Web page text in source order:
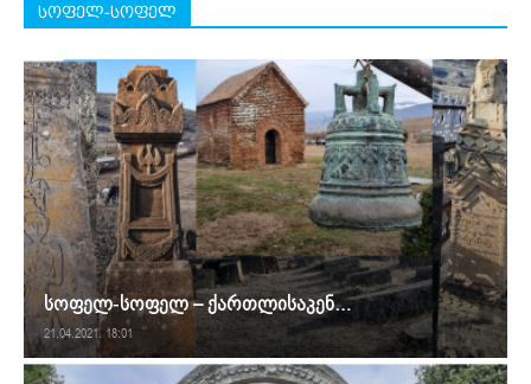
სოფელ-სოფელ
სოფელ-სოფელ – ქართლისაკენ…
21.04.2021. 18:01